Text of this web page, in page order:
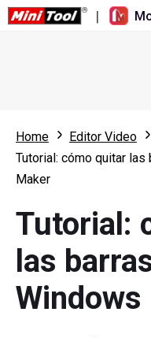
|
Novedades
Edición multipista
Relación de aspecto
Velocidad/Marcha
Recursos
Trucos para editar
Grabador de pantalla
Convertidor de
Descargador de
Home
Editor Video
Tutorial: cómo quitar
Maker
Tutorial:
las